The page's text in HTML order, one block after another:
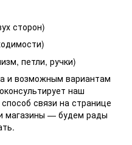
сторон)
петли, ручки)
и возможным вариантам
наш
связи на странице
магазины — будем рады